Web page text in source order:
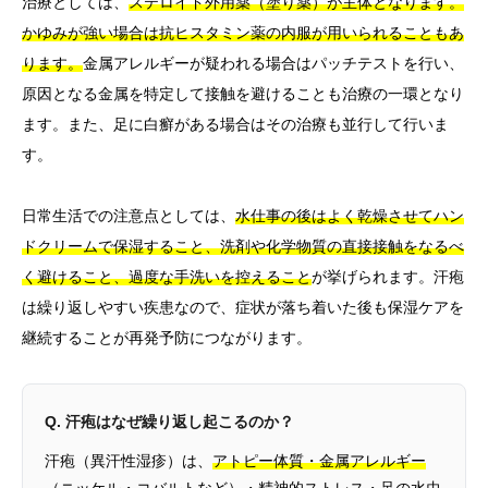
かゆみが強い場合は抗ヒスタミン薬の内服が用いられることもあ
ります。金属アレルギーが疑われる場合はパッチテストを行い、
原因となる金属を特定して接触を避けることも治療の一環となり
ます。また、足に白癬がある場合はその治療も並行して行いま
す。
日常生活での注意点としては、 水仕事の後はよく乾燥させてハン
ドクリームで保湿すること、洗剤や化学物質の直接接触をなるべ
く避けること、過度な手洗いを控えることが挙げられます。汗疱
は繰り返しやすい疾患なので、症状が落ち着いた後も保湿ケアを
継続することが再発予防につながります。
Q. 汗疱はなぜ繰り返し起こるのか？
汗疱（異汗性湿疹）は、 アトピー体質・金属アレルギー